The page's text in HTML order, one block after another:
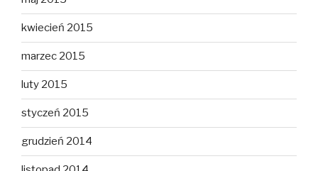
kwiecień 2015
marzec 2015
luty 2015
styczeń 2015
grudzień 2014